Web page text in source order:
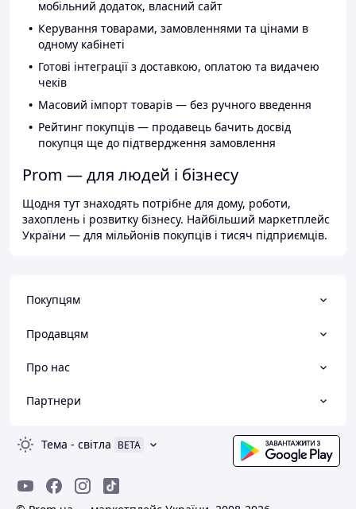
мобільний додаток, власний сайт
Керування товарами, замовленнями та цінами в
одному кабінеті
Готові інтеграції з доставкою, оплатою та видачею
чеків
Масовий імпорт товарів — без ручного введення
Рейтинг покупців — продавець бачить досвід
покупця ще до підтвердження замовлення
Prom — для людей і бізнесу
Щодня тут знаходять потрібне для дому, роботи,
захоплень і розвитку бізнесу. Найбільший маркетплейс
України — для мільйонів покупців і тисяч підприємців.
Покупцям
Продавцям
Про нас
Партнери
Тема - світла BETA